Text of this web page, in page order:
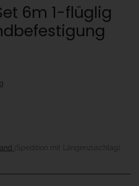
6m 1-flüglig
(Spedition mit Längenzuschlag)